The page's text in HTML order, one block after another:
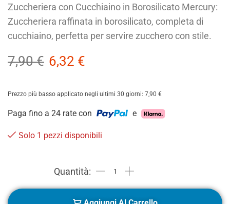
Zuccheriera con Cucchiaino in Borosilicato Mercury:
Zuccheriera raffinata in borosilicato, completa di
cucchiaino, perfetta per servire zucchero con stile.
7,90€ 6,32 €
Prezzo più basso applicato negli ultimi 30 giorni: 7,90 €
Paga fino a 24 rate con e
Solo 1 pezzi disponibili